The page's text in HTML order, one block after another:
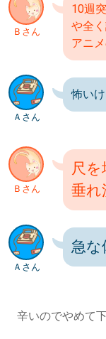
Ｂさん
10週
や全
アニ
Ａさん
怖い
Ｂさん
尺
垂れ
Ａさん
急な
辛いのでやめて下